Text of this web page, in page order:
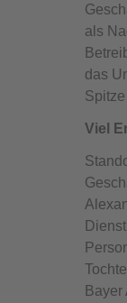
als
das
Viel